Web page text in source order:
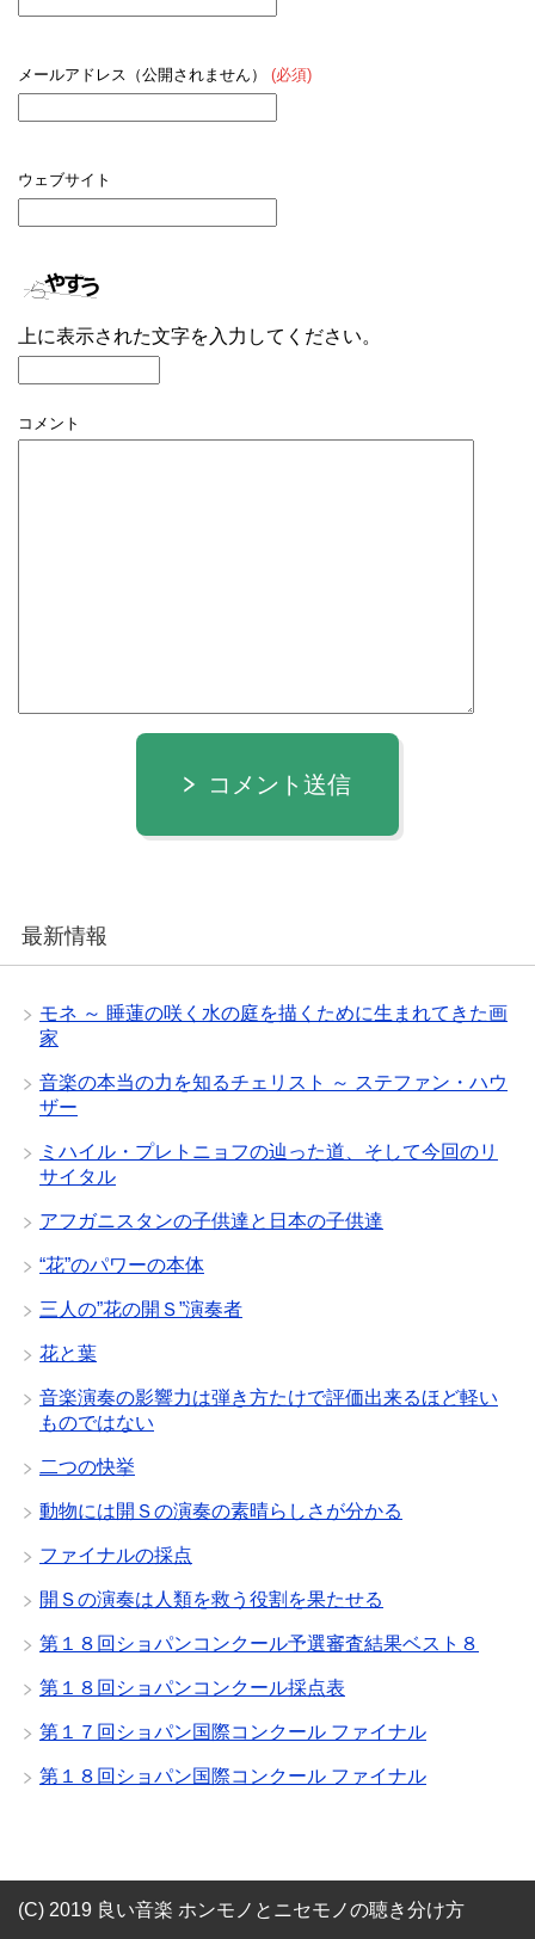
メールアドレス（公開されません） (必須)
ウェブサイト
上に表示された文字を入力してください。
コメント
コメント送信
最新情報
モネ ～ 睡蓮の咲く水の庭を描くために生まれてきた画
家
音楽の本当の力を知るチェリスト ～ ステファン・ハウ
ザー
ミハイル・プレトニョフの辿った道、そして今回のリ
サイタル
アフガニスタンの子供達と日本の子供達
“花”のパワーの本体
三人の”花の開Ｓ”演奏者
花と葉
音楽演奏の影響力は弾き方たけで評価出来るほど軽い
ものではない
二つの快挙
動物には開Ｓの演奏の素晴らしさが分かる
ファイナルの採点
開Ｓの演奏は人類を救う役割を果たせる
第１８回ショパンコンクール予選審査結果ベスト８
第１８回ショパンコンクール採点表
第１７回ショパン国際コンクール ファイナル
第１８回ショパン国際コンクール ファイナル
(C) 2019 良い音楽 ホンモノとニセモノの聴き分け方